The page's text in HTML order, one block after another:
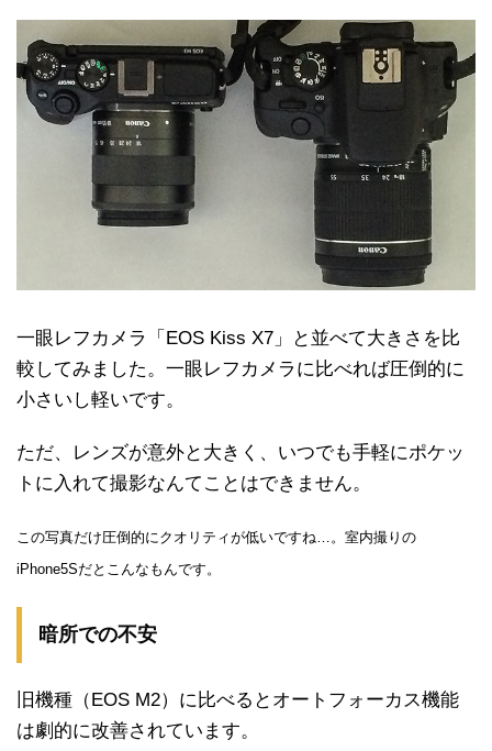
一眼レフカメラ「EOS Kiss X7」と並べて大きさを比
較してみました。一眼レフカメラに比べれば圧倒的に
小さいし軽いです。
ただ、レンズが意外と大きく、いつでも手軽にポケッ
トに入れて撮影なんてことはできません。
この写真だけ圧倒的にクオリティが低いですね…。室内撮りの
iPhone5Sだとこんなもんです。
暗所での不安
旧機種（EOS M2）に比べるとオートフォーカス機能
は劇的に改善されています。